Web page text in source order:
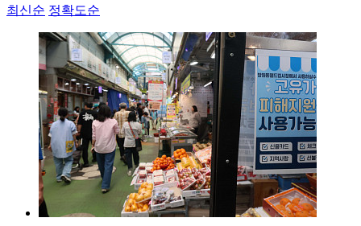
최신순 정확도순